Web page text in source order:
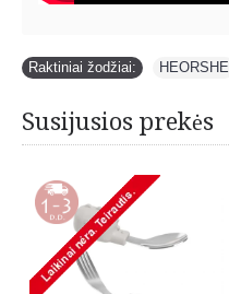
Raktiniai žodžiai: HEORSHE
Susijusios prekės